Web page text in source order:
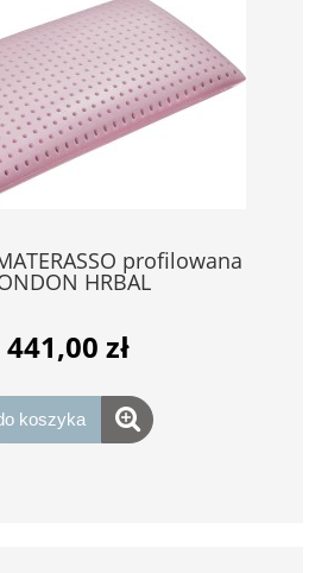
profilowana
HRBAL
441,00 zł
koszyka